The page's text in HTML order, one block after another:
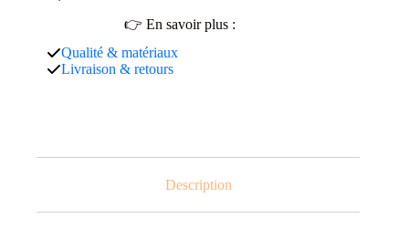
👉 En savoir plus :
Qualité & matériaux
Livraison & retours
Description